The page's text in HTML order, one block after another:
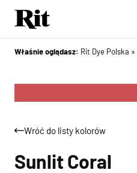
Właśnie oglądasz: Rit Dye Polska »
Wróć do listy kolorów
Sunlit Coral